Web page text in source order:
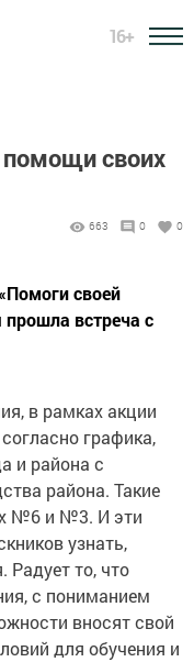
16+
своих
663 0 0
своей
встреча с
в рамках акции
графика,
и района с
района. Такие
№6 и №3. И эти
узнать,
Радует то, что
с пониманием
вносят свой
для обучения и